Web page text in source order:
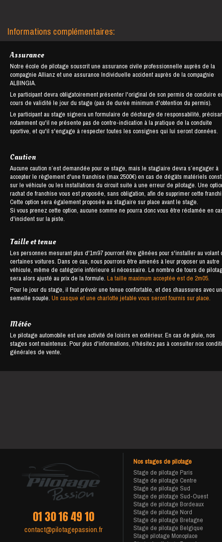
Informations complémentaires:
Assurance
Notre école de pilotage souscrit une assurance civile professionnelle auprès de la
compagnie Allianz et une assurance Individuelle accident auprès de la compagnie
ALBINGIA.
Le participant devra obligatoirement présenter l'original de son permis de conduire
cours de validité le jour du stage (pas de durée minimum d'obtention du permis).
Le participant au stage signera un formulaire de décharge de responsabilité,
notamment qu'il ne présente pas de contre-indication à la pratique de la conduite
sportive, et qu'il s'engage à respecter toutes les consignes qui lui seront données.
Caution
Aucune caution n’est demandée pour ce stage, mais le stagiaire devra s’engager à
accepter le règlement d'une franchise (max 2500€) en cas de dégâts matériels
sur le véhicule ou les installations du circuit suite à une erreur de pilotage. Une
rachat de franchise vous est proposée, sans obligation, afin de supprimer cette
Cette option sera également proposée au stagiaire sur place avant le stage.
Si vous prenez cette option, aucune somme ne pourra donc vous être réclamée en
d'incident sur la piste.
Taille et tenue
Les personnes mesurant plus d'1m97 pourront être gênées pour s'installer au volant
certaines voitures. Dans ce cas, nous pourrons être amenés à leur proposer un autre
véhicule, même de catégorie inférieure si nécessaire. Le nombre de tours de
sera alors ajusté au prix de la formule.La taille maximum acceptée est de 2m05.
Pour le jour du stage, il faut prévoir une tenue confortable, et des chaussures avec
semelle souple.Un casque et une charlotte jetable vous seront fournis sur place.
Météo
Le pilotage automobile est une activité de loisirs en extérieur. En cas de pluie, nos
stages sont maintenus. Pour plus d'informations, n'hésitez pas à consulter nos
générales de vente.
01 30 16 49 10
contact@pilotagepassion.fr
Nos stages de pilotage
Stage de pilotage Paris
Stage de pilotage Centre
Stage de pilotage Sud
Stage de pilotage Sud-Ouest
Stage de pilotage Bordeaux
Stage de pilotage Nord
Stage de pilotage Bretagne
Stage de pilotage Belgique
Stage pilotage Monoplace